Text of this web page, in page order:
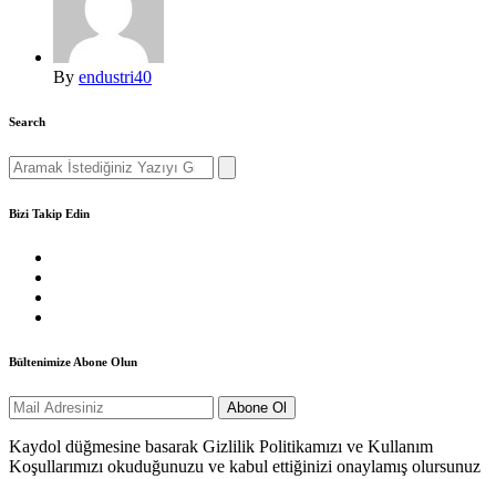
By endustri40
Search
Search
for:
Bizi Takip Edin
Bültenimize Abone Olun
Kaydol düğmesine basarak Gizlilik Politikamızı ve Kullanım
Koşullarımızı okuduğunuzu ve kabul ettiğinizi onaylamış olursunuz